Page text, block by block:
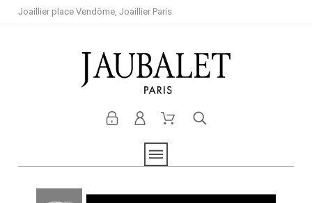
Joaillier place Vendôme, Joaillier Paris